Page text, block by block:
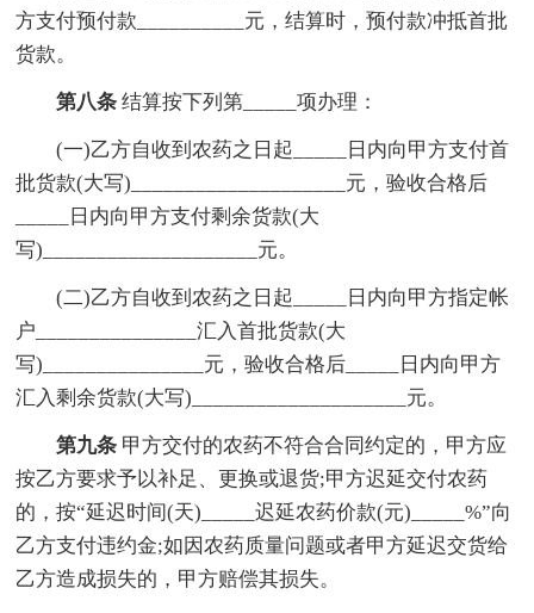
方支付预付款__________元，结算时，预付款冲抵首批
货款。
第八条 结算按下列第_____项办理：
(一)乙方自收到农药之日起_____日内向甲方支付首
批货款(大写)____________________元，验收合格后
_____日内向甲方支付剩余货款(大
写)____________________元。
(二)乙方自收到农药之日起_____日内向甲方指定帐
户_______________汇入首批货款(大
写)_______________元，验收合格后_____日内向甲方
汇入剩余货款(大写)____________________元。
第九条 甲方交付的农药不符合合同约定的，甲方应
按乙方要求予以补足、更换或退货;甲方迟延交付农药
的，按“延迟时间(天)_____迟延农药价款(元)_____%”向
乙方支付违约金;如因农药质量问题或者甲方延迟交货给
乙方造成损失的，甲方赔偿其损失。